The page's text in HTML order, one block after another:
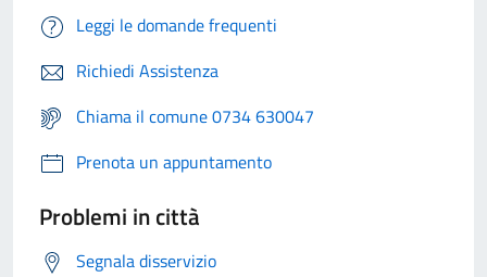
Leggi le domande frequenti
Richiedi Assistenza
Chiama il comune 0734 630047
Prenota un appuntamento
Problemi in città
Segnala disservizio